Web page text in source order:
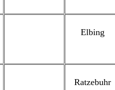
Elbing
Ratzebuhr